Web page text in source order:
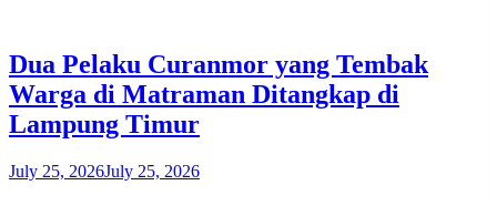
Dua Pelaku Curanmor yang Tembak
Warga di Matraman Ditangkap di
Lampung Timur
July 25, 2026July 25, 2026